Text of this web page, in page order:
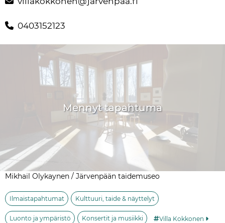
0403152123
Mennyt tapahtuma
Mikhail Olykaynen / Järvenpään taidemuseo
Ilmaistapahtumat Kulttuuri, taide & näyttelyt
Luonto ja ympäristö Konsertit ja musiikki Villa Kokkonen